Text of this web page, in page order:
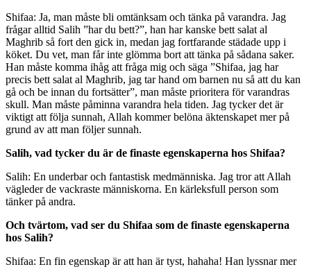
Shifaa: Ja, man måste bli omtänksam och tänka på varandra. Jag
frågar alltid Salih ”har du bett?”, han har kanske bett salat al
Maghrib så fort den gick in, medan jag fortfarande städade upp i
köket. Du vet, man får inte glömma bort att tänka på sådana saker.
Han måste komma ihåg att fråga mig och säga ”Shifaa, jag har
precis bett salat al Maghrib, jag tar hand om barnen nu så att du kan
gå och be innan du fortsätter”, man måste prioritera för varandras
skull. Man måste påminna varandra hela tiden. Jag tycker det är
viktigt att följa sunnah, Allah kommer belöna äktenskapet mer på
grund av att man följer sunnah.
Salih, vad tycker du är de finaste egenskaperna hos Shifaa?
Salih: En underbar och fantastisk medmänniska. Jag tror att Allah
vägleder de vackraste människorna. En kärleksfull person som
tänker på andra.
Och tvärtom, vad ser du Shifaa som de finaste egenskaperna
hos Salih?
Shifaa: En fin egenskap är att han är tyst, hahaha! Han lyssnar mer